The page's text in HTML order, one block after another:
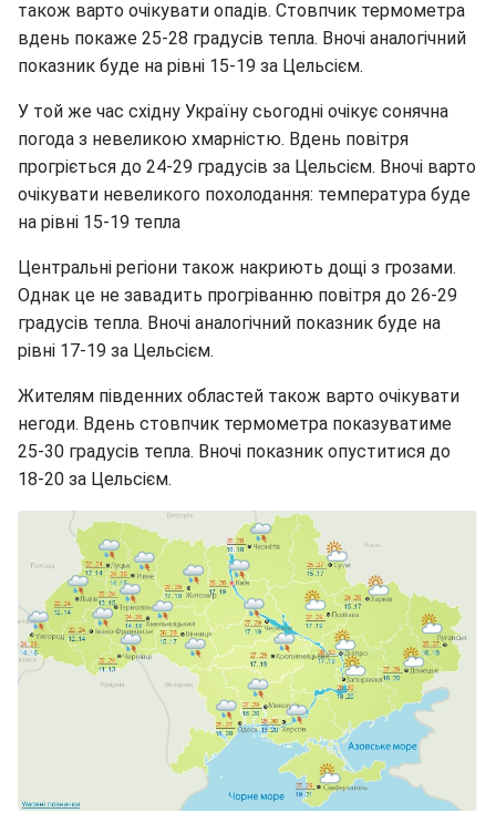
також варто очікувати опадів. Стовпчик термометра
вдень покаже 25-28 градусів тепла. Вночі аналогічний
показник буде на рівні 15-19 за Цельсієм.
У той же час східну Україну сьогодні очікує сонячна
погода з невеликою хмарністю. Вдень повітря
прогріється до 24-29 градусів за Цельсієм. Вночі варто
очікувати невеликого похолодання: температура буде
на рівні 15-19 тепла
Центральні регіони також накриють дощі з грозами.
Однак це не завадить прогріванню повітря до 26-29
градусів тепла. Вночі аналогічний показник буде на
рівні 17-19 за Цельсієм.
Жителям південних областей також варто очікувати
негоди. Вдень стовпчик термометра показуватиме
25-30 градусів тепла. Вночі показник опуститися до
18-20 за Цельсієм.